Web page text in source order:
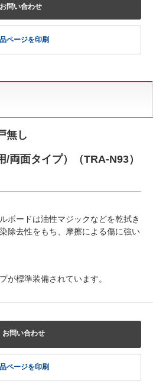
お問い合わせ
ページを印刷
無し
両面タイプ）（TRA-N93）
ボードは油性マジックなどを乾拭き
除去性をもち、摩擦による傷に強い
が標準装備されています。
お問い合わせ
ページを印刷